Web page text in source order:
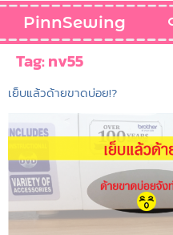
PinnSewing
Tag:nv55
เย็บแล้วด้ายขาดบ่อย!?